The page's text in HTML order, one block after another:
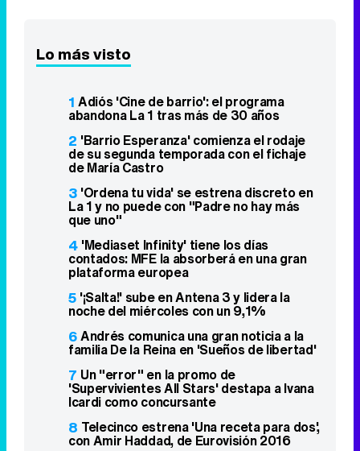
Lo más visto
1 Adiós 'Cine de barrio': el programa
abandona La 1 tras más de 30 años
2 'Barrio Esperanza' comienza el rodaje
de su segunda temporada con el fichaje
de María Castro
3 'Ordena tu vida' se estrena discreto en
La 1 y no puede con "Padre no hay más
que uno"
4 'Mediaset Infinity' tiene los días
contados: MFE la absorberá en una gran
plataforma europea
5 '¡Salta!' sube en Antena 3 y lidera la
noche del miércoles con un 9,1%
6Andrés comunica una gran noticia a la
familia De la Reina en 'Sueños de libertad'
7 Un "error" en la promo de
'Supervivientes All Stars' destapa a Ivana
Icardi como concursante
8 Telecinco estrena 'Una receta para dos',
con Amir Haddad, de Eurovisión 2016